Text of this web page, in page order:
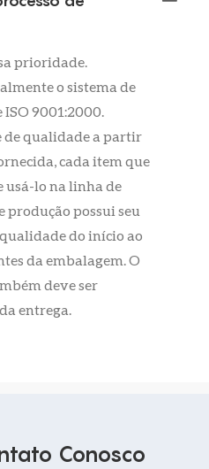
prioridade.
o sistema de
9001:2000.
de qualidade a partir
cada item que
usá-lo na linha de
produção possui seu
do início ao
da embalagem. O
deve ser
entrega.
Conosco